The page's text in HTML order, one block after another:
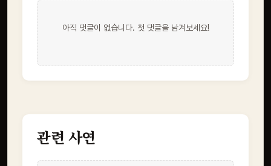
아직 댓글이 없습니다. 첫 댓글을 남겨보세요!
관련 사연